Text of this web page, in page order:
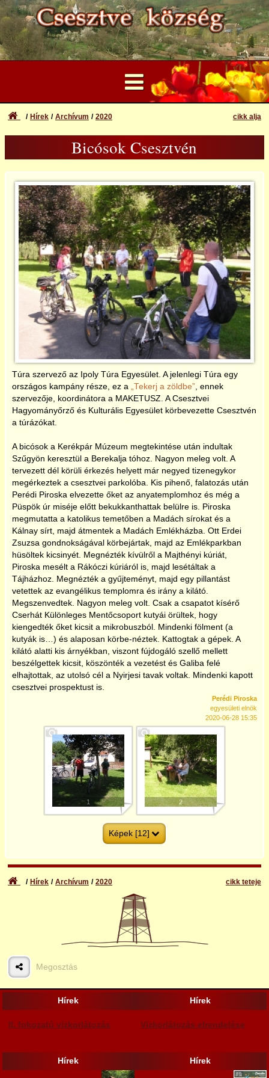
...
2014
2015
2016
2017
2018
2020
2021
2022
2023
2024
2025
Felhasználói Fiók
Elfelejtett azonosító vagy jelszó
Bejelentkezés
Regisztráció
cikk alja
Hírek Archívum 2020
Bicósok Csesztvén
Túra szervező az Ipoly Túra Egyesület. A jelenlegi Túra egy
országos kampány része, ez a Tekerj a zöldbe , ennek
szervezője, koordinátora a MAKETUSZ. A Csesztvei
Hagyományőrző és Kulturális Egyesület körbevezette Csesztvén
a túrázókat.
A bicósok a Kerékpár Múzeum megtekintése után indultak
Szűgyön keresztül a Berekalja tóhoz. Nagyon meleg volt. A
tervezett dél körüli érkezés helyett már negyed tizenegykor
megérkeztek a csesztvei parkolóba. Kis pihenő, falatozás után
Perédi Piroska elvezette őket az anyatemplomhoz és még a
Püspök úr miséje előtt bekukkanthattak belülre is. Piroska
megmutatta a katolikus temetőben a Madách sírokat és a
Kálnay sírt, majd átmentek a Madách Emlékházba. Ott Erdei
Zsuzsa gondnokságával körbejártak, majd az Emlékparkban
hüsöltek kicsinyét. Megnézték kívülről a Majthényi kúriát,
Piroska mesélt a Rákóczi kúriáról is, majd lesétáltak a
Tájházhoz. Megnézték a gyűjteményt, majd egy pillantást
vetettek az evangélikus templomra és irány a kilátó.
Megszenvedtek. Nagyon meleg volt. Csak a csapatot kísérő
Cserhát Különleges Mentőcsoport kutyái örültek, hogy
kiengedték őket kicsit a mikrobuszból. Mindenki fölment (a
kutyák is…) és alaposan körbe-néztek. Kattogtak a gépek. A
kilátó alatti kis árnyékban, viszont fújdogáló szellő mellett
beszélgettek kicsit, köszönték a vezetést és Galiba felé
elhajtottak, az utolsó cél a Nyirjesi tavak voltak. Mindenki kapott
csesztvei prospektust is.
Perédi Piroska
egyesületi elnök
2020-06-28 15:35
1 2
5 6
Képek [12]
cikk teteje
Hírek Archívum 2020
Megosztás
Hírek
II. fokozatú vízkorlátozás
Hírek
Vízkorlátozás elrendelése
Hírek Hírek